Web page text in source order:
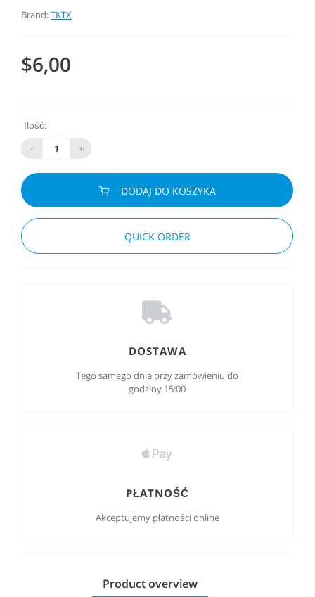
Brand:TKTX
$6,00
Ilość:
-
+
DODAJ DO KOSZYKA
QUICK ORDER
DOSTAWA
Tego samego dnia przy zamówieniu do
godziny 15:00
PŁATNOŚĆ
Akceptujemy płatności online
Product overview